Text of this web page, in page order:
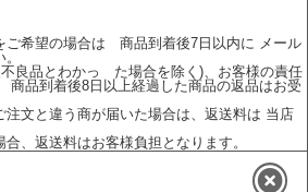
ご希望の場合は 商品到着後7日以内に メール
良品とわかっ た場合を除く)、お客様の責任
商品到着後8日以上経過した商品の返品はお受
文と違う商が届いた場合は、返送料は 当店
、返送料はお客様負担となります。